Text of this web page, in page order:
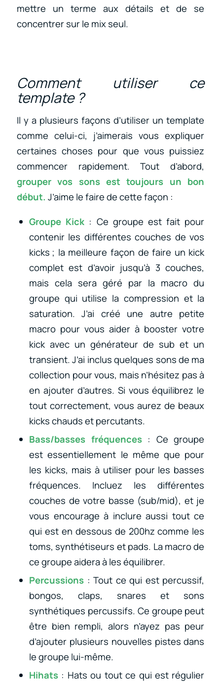
mettre un terme aux détails et de se
concentrer sur le mix seul.
Comment utiliser ce
template ?
Il y a plusieurs façons d’utiliser un template
comme celui-ci, j’aimerais vous expliquer
certaines choses pour que vous puissiez
commencer rapidement. Tout d’abord,
grouper vos sons est toujours un bon
début. J’aime le faire de cette façon :
Groupe Kick : Ce groupe est fait pour
contenir les différentes couches de vos
kicks ; la meilleure façon de faire un kick
complet est d’avoir jusqu’à 3 couches,
mais cela sera géré par la macro du
groupe qui utilise la compression et la
saturation. J’ai créé une autre petite
macro pour vous aider à booster votre
kick avec un générateur de sub et un
transient. J’ai inclus quelques sons de ma
collection pour vous, mais n’hésitez pas à
en ajouter d’autres. Si vous équilibrez le
tout correctement, vous aurez de beaux
kicks chauds et percutants.
Bass/basses fréquences: Ce groupe
est essentiellement le même que pour
les kicks, mais à utiliser pour les basses
fréquences. Incluez les différentes
couches de votre basse (sub/mid), et je
vous encourage à inclure aussi tout ce
qui est en dessous de 200hz comme les
toms, synthétiseurs et pads. La macro de
ce groupe aidera à les équilibrer.
Percussions: Tout ce qui est percussif,
bongos, claps, snares et sons
synthétiques percussifs. Ce groupe peut
être bien rempli, alors n’ayez pas peur
d’ajouter plusieurs nouvelles pistes dans
le groupe lui-même.
Hihats: Hats ou tout ce qui est régulier